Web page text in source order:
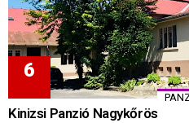
Kinizsi Panzió Nagykőrös